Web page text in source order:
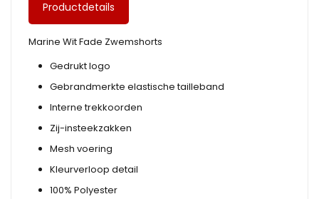
Productdetails
Marine Wit Fade Zwemshorts
Gedrukt logo
Gebrandmerkte elastische tailleband
Interne trekkoorden
Zij-insteekzakken
Mesh voering
Kleurverloop detail
100% Polyester